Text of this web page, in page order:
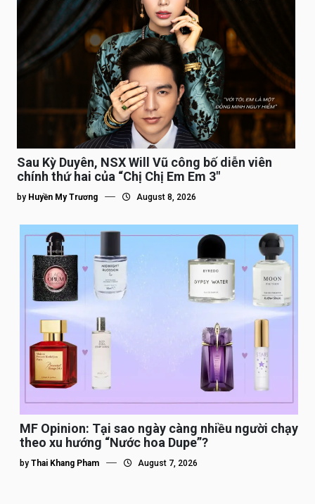
Sau Kỳ Duyên, NSX Will Vũ công bố diễn viên
chính thứ hai của “Chị Chị Em Em 3″
by Huyền My Trương August 8, 2026
MF Opinion: Tại sao ngày càng nhiều người chạy
theo xu hướng “Nước hoa Dupe”?
by Thai Khang Pham August 7, 2026